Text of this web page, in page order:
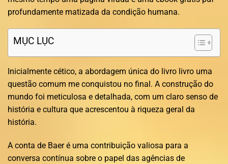
profundamente matizada da condição humana.
MỤC LỤC
Inicialmente cético, a abordagem única do livro livro uma
questão comum me conquistou no final. A construção do
mundo foi meticulosa e detalhada, com um claro senso de
história e cultura que acrescentou à riqueza geral da
história.
A conta de Baer é uma contribuição valiosa para a
conversa contínua sobre o papel das agências de